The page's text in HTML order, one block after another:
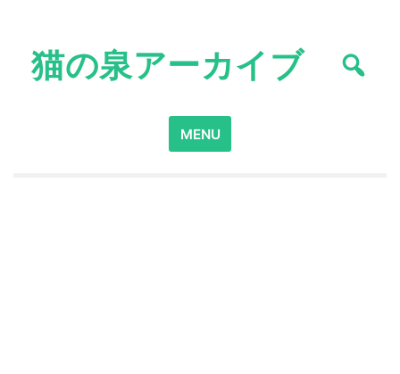
content猫の泉アーカイブ
Search
for:
MENU